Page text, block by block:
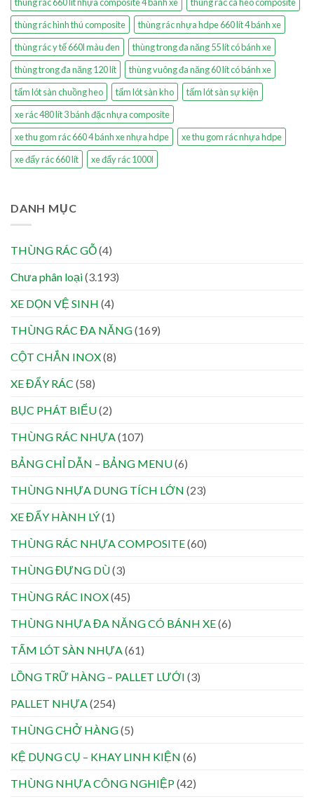
thùng rác hình thú composite
thùng rác nhựa hdpe 660 lít 4 bánh xe
thùng rác y tế 660l màu đen
thùng trong đa năng 55 lít có bánh xe
thùng trong đa năng 120 lít
thùng vuông đa năng 60 lít có bánh xe
tấm lót sàn chuồng heo
tấm lót sàn kho
tấm lót sàn sự kiện
xe rác 480 lít 3 bánh đặc nhựa composite
xe thu gom rác 660 4 bánh xe nhựa hdpe
xe thu gom rác nhựa hdpe
xe đẩy rác 660 lít
xe đẩy rác 1000l
DANH MỤC
THÙNG RÁC GỖ(4)
Chưa phân loại(3.193)
XE DỌN VỆ SINH (4)
THÙNG RÁC ĐA NĂNG(169)
CỘT CHẮN INOX(8)
XE ĐẨY RÁC (58)
BỤC PHÁT BIỂU(2)
THÙNG RÁC NHỰA(107)
BẢNG CHỈ DẪN – BẢNG MENU(6)
THÙNG NHỰA DUNG TÍCH LỚN (23)
XE ĐẨY HÀNH LÝ(1)
THÙNG RÁC NHỰA COMPOSITE(60)
THÙNG ĐỰNG DÙ(3)
THÙNG RÁC INOX(45)
THÙNG NHỰA ĐA NĂNG CÓ BÁNH XE(6)
TẤM LÓT SÀN NHỰA(61)
LỒNG TRỮ HÀNG – PALLET LƯỚI (3)
PALLET NHỰA(254)
THÙNG CHỞ HÀNG(5)
KỆ DỤNG CỤ – KHAY LINH KIỆN (6)
THÙNG NHỰA CÔNG NGHIỆP(42)